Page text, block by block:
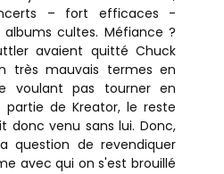
– fort efficaces -
cultes. Méfiance ?
avaient quitté Chuck
très mauvais termes en
voulant pas tourner en
partie de Kreator, le reste
donc venu sans lui. Donc,
question de revendiquer
avec qui on s'est brouillé